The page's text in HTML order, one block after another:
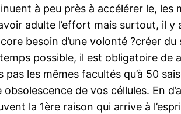
à peu près à accélérer le, les
adulte l’effort mais surtout, il
besoin d’une volonté ?créer
possible, il est obligatoire de
les mêmes facultés qu’à 50
de vos céllules. En
la 1ère raison qui arrive à